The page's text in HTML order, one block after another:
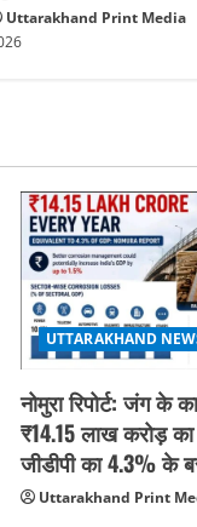
Uttarakhand Print Media
UTTARAKHAND
नोमुरा रिपोर्ट: जंग के
₹14.15 लाख करोड़
जीडीपी का 4.3% के
Uttarakhand Print